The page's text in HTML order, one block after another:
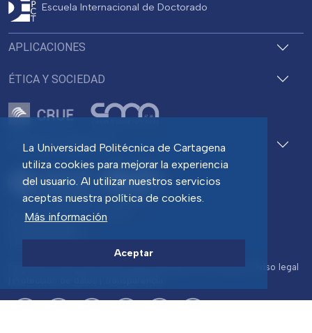
La Universidad Politécnica de Cartagena
utiliza cookies para mejorar la experiencia
del usuario. Al utilizar nuestros servicios
aceptas nuestra política de cookies.
Más información
Aceptar
ACCESOS DIRECTOS
Pza. del Cronista Isidoro Valverde
Edif. La Milagrosa
Directorio Contacto Accesibilidad Política de Cookies
Aviso legal
APLICACIONES
ÉTICA Y SOCIEDAD
Escuela Internacional de Doctorado